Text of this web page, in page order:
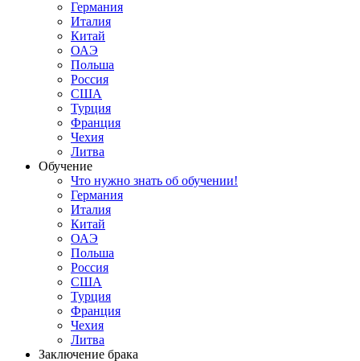
Германия
Италия
Китай
ОАЭ
Польша
Россия
США
Турция
Франция
Чехия
Литва
Обучение
Что нужно знать об обучении!
Германия
Италия
Китай
ОАЭ
Польша
Россия
США
Турция
Франция
Чехия
Литва
Заключение брака